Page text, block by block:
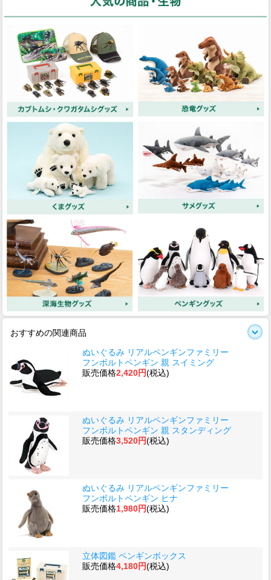
おすすめの関連商品
ぬいぐるみ リアルペンギンファミリー
フンボルトペンギン 親 スイミング
販売価格2,420円(税込)
ぬいぐるみ リアルペンギンファミリー
フンボルトペンギン 親 スタンディング
販売価格3,520円(税込)
ぬいぐるみ リアルペンギンファミリー
フンボルトペンギン ヒナ
販売価格1,980円(税込)
立体図鑑 ペンギンボックス
販売価格4,180円(税込)